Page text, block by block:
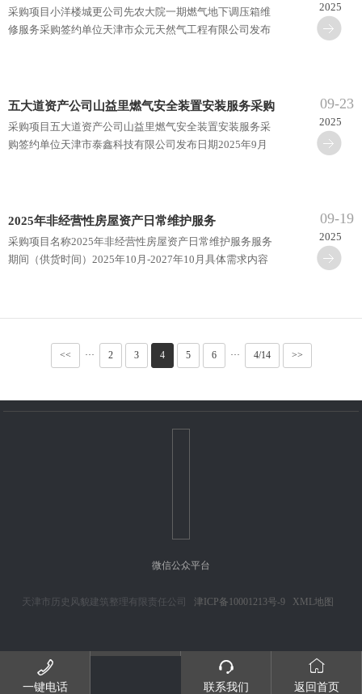
服务采购
采购项目小洋楼城更公司先农大院一期燃气地下调压箱维
修服务采购签约单位天津市众元天然气工程有限公司发布
2025
五大道资产公司山益里燃气安全装置安装服务采购
采购项目五大道资产公司山益里燃气安全装置安装服务采
购签约单位天津市泰鑫科技有限公司发布日期2025年9月
09-23
2025
2025年非经营性房屋资产日常维护服务
采购项目名称2025年非经营性房屋资产日常维护服务服务
期间（供货时间）2025年10月-2027年10月具体需求内容
09-19
2025
<< ··· 2 3 4 5 6 ··· 4/14 >>
微信公众平台
天津市历史风貌建筑整理有限责任公司 津ICP备10001213号-9 XML地图

一键电话

联系我们

返回首页